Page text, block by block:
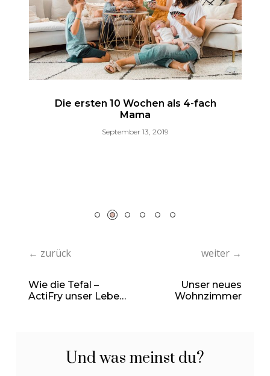
Die ersten 10 Wochen als 4-fach
Mama
September 13, 2019
← zurück
Wie die Tefal –
ActiFry unser Leben
weiter →
Unser neues
Wohnzimmer
Und was meinst du?